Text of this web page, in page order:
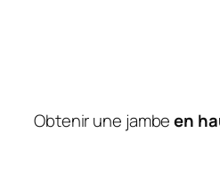
Obtenir une jambeen